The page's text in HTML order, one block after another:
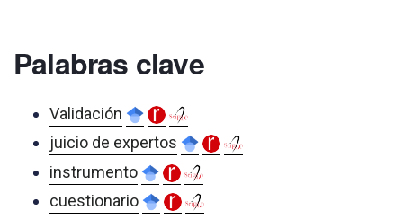
Palabras clave
Validación
juicio de expertos
instrumento
cuestionario